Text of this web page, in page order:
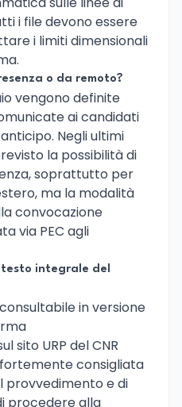
i file devono essere
i limiti dimensionali
o da remoto?
vengono definite
ai candidati
Negli ultimi
la possibilità di
soprattutto per
ma la modalità
convocazione
via PEC agli
testo integrale del
in versione
sito URP del CNR
fortemente consigliata
e di
procedere alla